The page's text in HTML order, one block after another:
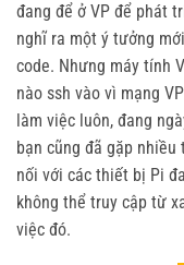
đang để ở VP để phát
nghĩ ra một ý tưởng
code. Nhưng máy tính
nào ssh vào vì mạng
làm việc luôn, đang
bạn cũng đã gặp
nối với các thiết bị Pi
không thể truy cập từ
việc đó.